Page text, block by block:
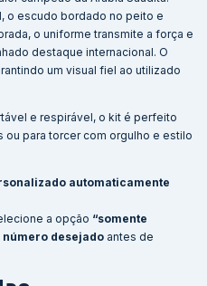
o escudo bordado no peito e
o uniforme transmite a força e
destaque internacional. O
um visual fiel ao utilizado
e respirável, o kit é perfeito
ou para torcer com orgulho e estilo
automaticamente
a opção “somente
número desejado antes de